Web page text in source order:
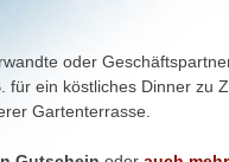
oder
für ein köstliches Dinner zu
Gartenterrasse.